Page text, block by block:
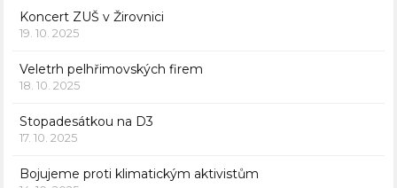
Koncert ZUŠ v Žirovnici
19. 10. 2025
Veletrh pelhřimovských firem
18. 10. 2025
Stopadesátkou na D3
17. 10. 2025
Bojujeme proti klimatickým aktivistům